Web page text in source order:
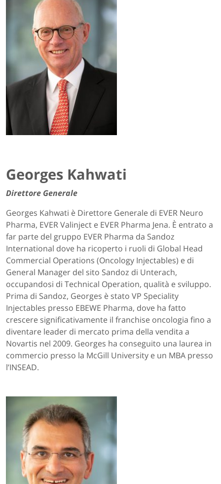
Georges Kahwati
Direttore Generale
Georges Kahwati è Direttore Generale di EVER Neuro
Pharma, EVER Valinject e EVER Pharma Jena. È entrato a
far parte del gruppo EVER Pharma da Sandoz
International dove ha ricoperto i ruoli di Global Head
Commercial Operations (Oncology Injectables) e di
General Manager del sito Sandoz di Unterach,
occupandosi di Technical Operation, qualità e sviluppo.
Prima di Sandoz, Georges è stato VP Speciality
Injectables presso EBEWE Pharma, dove ha fatto
crescere significativamente il franchise oncologia fino a
diventare leader di mercato prima della vendita a
Novartis nel 2009. Georges ha conseguito una laurea in
commercio presso la McGill University e un MBA presso
l’INSEAD.